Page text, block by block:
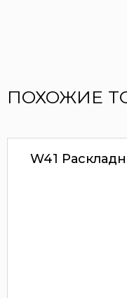
ПОХОЖИЕ
W41